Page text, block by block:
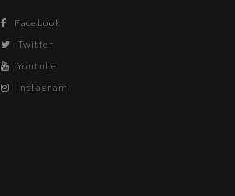
Facebook
Twitter
Youtube
Instagram